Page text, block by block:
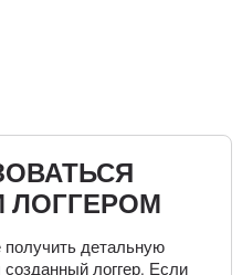
детальную
логгер. Если